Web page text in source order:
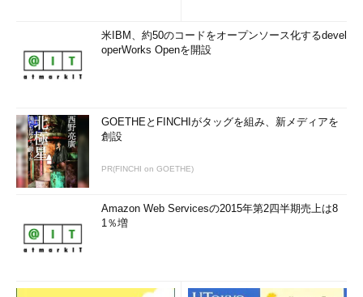
米IBM、約50のコードをオープンソース化するdevel
operWorks Openを開設
GOETHEとFINCHIがタッグを組み、新メディアを
創設
PR(FINCHI on GOETHE)
Amazon Web Servicesの2015年第2四半期売上は8
1％増